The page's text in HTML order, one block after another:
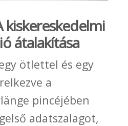
kiskereskedelmi
átalakítása
ötlettel és egy
a
pincéjében
adatszalagot,